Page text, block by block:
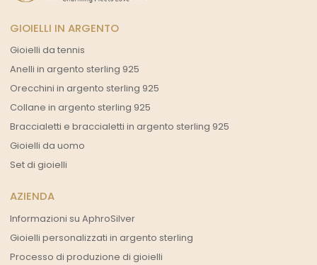
GIOIELLI IN ARGENTO
Gioielli da tennis
Anelli in argento sterling 925
Orecchini in argento sterling 925
Collane in argento sterling 925
Braccialetti e braccialetti in argento sterling 925
Gioielli da uomo
Set di gioielli
AZIENDA
Informazioni su AphroSilver
Gioielli personalizzati in argento sterling
Processo di produzione di gioielli